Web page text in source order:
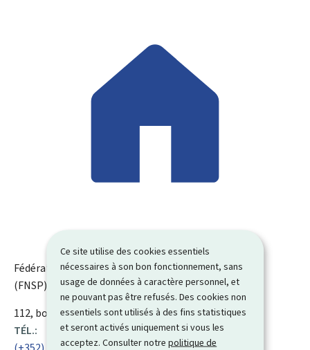
Ce site utilise des cookies essentiels
nécessaires à son bon fonctionnement, sans
usage de données à caractère personnel, et
ne pouvant pas être refusés. Des cookies non
essentiels sont utilisés à des fins statistiques
et seront activés uniquement si vous les
acceptez. Consulter notrepolitique de
Fédération nationale des corps de sapeurs-pompiers
(FNSP)
ADRESSE
:
112, boulevard Général Patton L-2316Luxembourg
TÉL.: